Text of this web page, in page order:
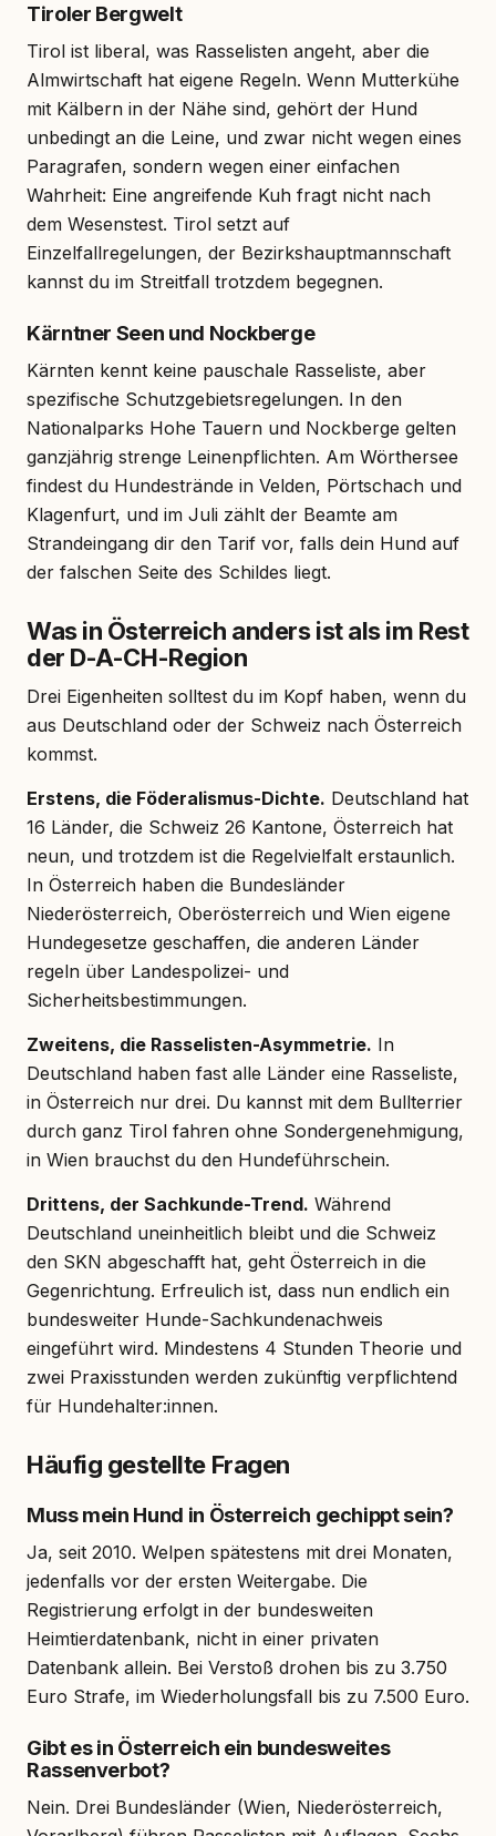
Tiroler Bergwelt
Tirol ist liberal, was Rasselisten angeht, aber die
Almwirtschaft hat eigene Regeln. Wenn Mutterkühe
mit Kälbern in der Nähe sind, gehört der Hund
unbedingt an die Leine, und zwar nicht wegen eines
Paragrafen, sondern wegen einer einfachen
Wahrheit: Eine angreifende Kuh fragt nicht nach
dem Wesenstest. Tirol setzt auf
Einzelfallregelungen, der Bezirkshauptmannschaft
kannst du im Streitfall trotzdem begegnen.
Kärntner Seen und Nockberge
Kärnten kennt keine pauschale Rasseliste, aber
spezifische Schutzgebietsregelungen. In den
Nationalparks Hohe Tauern und Nockberge gelten
ganzjährig strenge Leinenpflichten. Am Wörthersee
findest du Hundestrände in Velden, Pörtschach und
Klagenfurt, und im Juli zählt der Beamte am
Strandeingang dir den Tarif vor, falls dein Hund auf
der falschen Seite des Schildes liegt.
Was in Österreich anders ist als im Rest
der D-A-CH-Region
Drei Eigenheiten solltest du im Kopf haben, wenn du
aus Deutschland oder der Schweiz nach Österreich
kommst.
Erstens, die Föderalismus-Dichte. Deutschland hat
16 Länder, die Schweiz 26 Kantone, Österreich hat
neun, und trotzdem ist die Regelvielfalt erstaunlich.
In Österreich haben die Bundesländer
Niederösterreich, Oberösterreich und Wien eigene
Hundegesetze geschaffen, die anderen Länder
regeln über Landespolizei- und
Sicherheitsbestimmungen.
Zweitens, die Rasselisten-Asymmetrie. In
Deutschland haben fast alle Länder eine Rasseliste,
in Österreich nur drei. Du kannst mit dem Bullterrier
durch ganz Tirol fahren ohne Sondergenehmigung,
in Wien brauchst du den Hundeführschein.
Drittens, der Sachkunde-Trend. Während
Deutschland uneinheitlich bleibt und die Schweiz
den SKN abgeschafft hat, geht Österreich in die
Gegenrichtung. Erfreulich ist, dass nun endlich ein
bundesweiter Hunde-Sachkundenachweis
eingeführt wird. Mindestens 4 Stunden Theorie und
zwei Praxisstunden werden zukünftig verpflichtend
für Hundehalter:innen.
Häufig gestellte Fragen
Muss mein Hund in Österreich gechippt sein?
Ja, seit 2010. Welpen spätestens mit drei Monaten,
jedenfalls vor der ersten Weitergabe. Die
Registrierung erfolgt in der bundesweiten
Heimtierdatenbank, nicht in einer privaten
Datenbank allein. Bei Verstoß drohen bis zu 3.750
Euro Strafe, im Wiederholungsfall bis zu 7.500 Euro.
Gibt es in Österreich ein bundesweites
Rassenverbot?
Nein. Drei Bundesländer (Wien, Niederösterreich,